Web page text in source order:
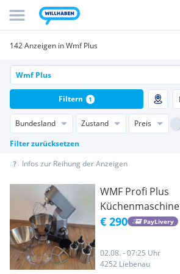
142 Anzeigen in Wmf Plus
Bundesland Zustand Preis
Filter zurücksetzen
Filtern 1
Infos zur Reihung der Anzeigen
WMF Profi Plus
Küchenmaschine
€ 290 PayLivery
02.08. - 07:25 Uhr
4252 Liebenau